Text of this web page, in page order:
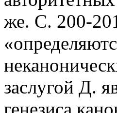
же. С. 200-
заслугой Д.
генезиса